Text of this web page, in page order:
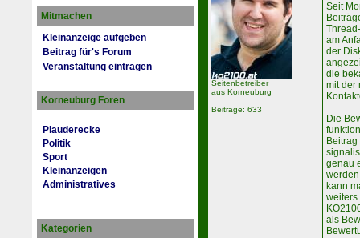
Mitmachen
Kleinanzeige aufgeben
Beitrag für's Forum
Veranstaltung eintragen
Korneuburg Foren
Plauderecke
Politik
Sport
Kleinanzeigen
Administratives
Kategorien
Seitenbetreiber
aus Korneuburg
Beiträge: 633
Seit
am
der
die
mit der
Die
genau
kann
weiters
als